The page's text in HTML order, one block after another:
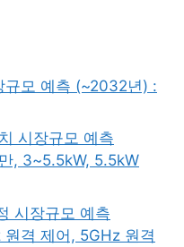
규모 예측 (~2032년) :
시장규모 예측
, 3~5.5kW, 5.5kW
시장규모 예측
격 제어, 5GHz 원격